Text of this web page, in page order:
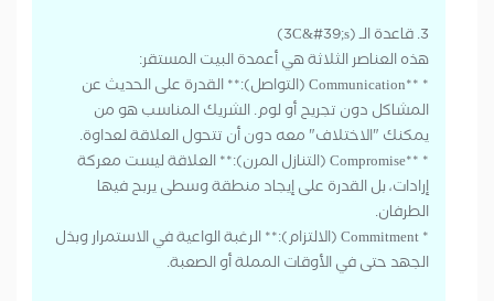
3. قاعدة الـ (3C&#39;s)
هذه العناصر الثلاثة هي أعمدة البيت المستقر:
* **Communication (التواصل):** القدرة على الحديث عن
المشاكل دون تجريح أو لوم. الشريك المناسب هو من
يمكنك "الاختلاف" معه دون أن تتحول العلاقة لعداوة.
* **Compromise (التنازل المرن):** العلاقة ليست معركة
إرادات، بل القدرة على إيجاد منطقة وسطى يربح فيها
الطرفان.
* Commitment (الالتزام):** الرغبة الواعية في الاستمرار وبذل
الجهد حتى في الأوقات المملة أو الصعبة.